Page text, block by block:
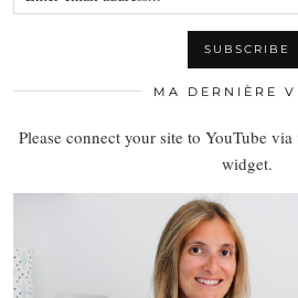
MA DERNIÈRE
Please connect your site to YouTube via
widget.